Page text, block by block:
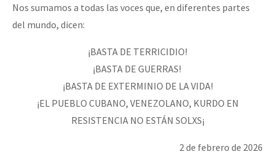
Nos sumamos a todas las voces que, en diferentes partes
del mundo, dicen:
¡BASTA DE TERRICIDIO!
¡BASTA DE GUERRAS!
¡BASTA DE EXTERMINIO DE LA VIDA!
¡EL PUEBLO CUBANO, VENEZOLANO, KURDO EN
RESISTENCIA NO ESTÁN SOLXS¡
2 de febrero de 2026